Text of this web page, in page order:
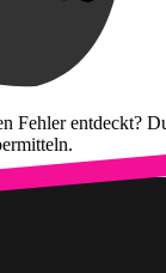
Fehler entdeckt?